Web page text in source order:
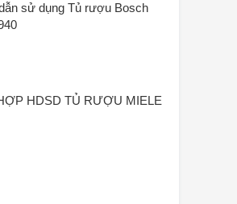
sử dụng Tủ rượu Bosch
HDSD TỦ RƯỢU MIELE